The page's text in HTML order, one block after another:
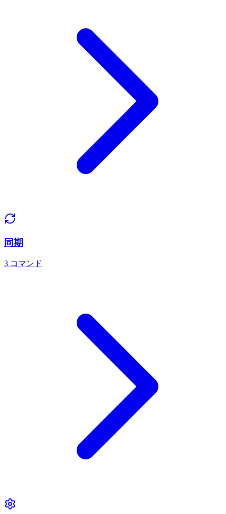
同期
3 コマンド